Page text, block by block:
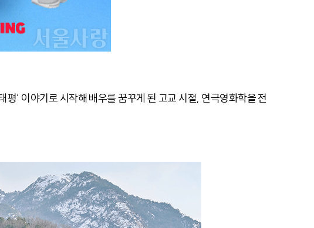
’ 이야기로 시작해 배우를 꿈꾸게 된 고교 시절, 연극영화학을 전